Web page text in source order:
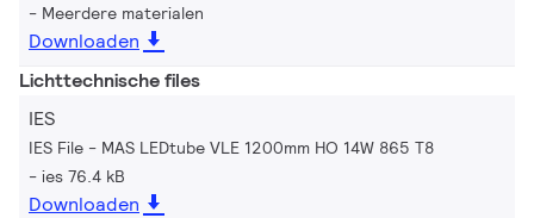
Meerdere materialen
Downloaden
Lichttechnische files
IES
IES File - MAS LEDtube VLE 1200mm HO 14W 865 T8
ies 76.4 kB
Downloaden